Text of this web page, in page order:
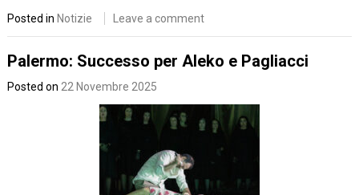
Posted inNotizie Leave a comment
Palermo: Successo per Aleko e Pagliacci
Posted on 22 Novembre 2025